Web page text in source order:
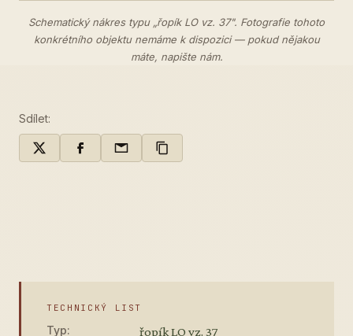
Schematický nákres typu „řopík LO vz. 37". Fotografie tohoto
konkrétního objektu nemáme k dispozici — pokud nějakou
máte, napište nám.
Sdílet:
TECHNICKÝ LIST
Typ: řopík LO vz. 37